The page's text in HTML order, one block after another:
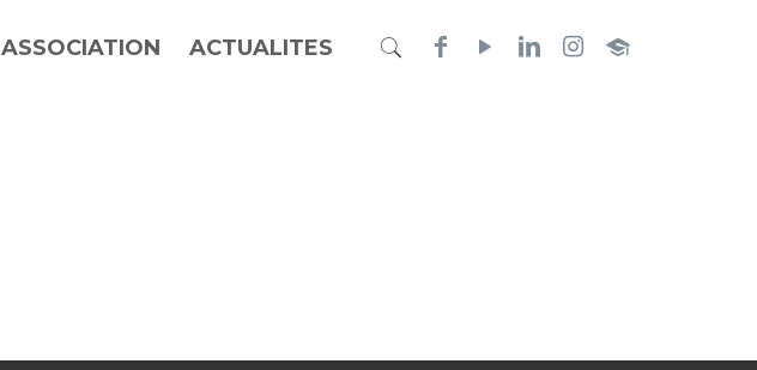
ASSOCIATION ACTUALITES